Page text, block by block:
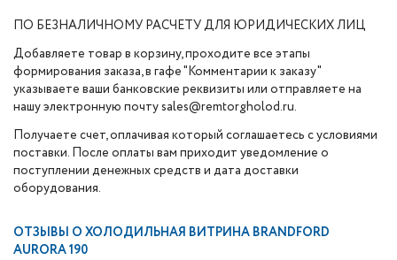
ПО БЕЗНАЛИЧНОМУ РАСЧЕТУ ДЛЯ ЮРИДИЧЕСКИХ ЛИЦ
Добавляете товар в корзину, проходите все этапы
формирования заказа, в гафе "Комментарии к заказу"
указываете ваши банковские реквизиты или отправляете на
нашу электронную почту sales@remtorgholod.ru.
Получаете счет, оплачивая который соглашаетесь с условиями
поставки. После оплаты вам приходит уведомление о
поступлении денежных средств и дата доставки
оборудования.
ОТЗЫВЫ О ХОЛОДИЛЬНАЯ ВИТРИНА BRANDFORD
AURORA 190